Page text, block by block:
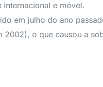
internacional e móvel.
em julho do ano
o que causou a